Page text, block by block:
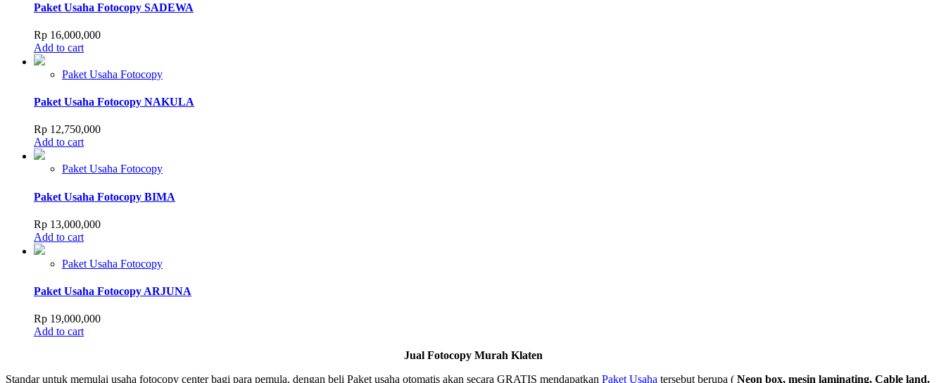
Paket Usaha Fotocopy SADEWA
Rp 16,000,000
Add to cart
Paket Usaha Fotocopy
Paket Usaha Fotocopy NAKULA
Rp 12,750,000
Add to cart
Paket Usaha Fotocopy
Paket Usaha Fotocopy BIMA
Rp 13,000,000
Add to cart
Paket Usaha Fotocopy
Paket Usaha Fotocopy ARJUNA
Rp 19,000,000
Add to cart
Jual Fotocopy Murah Klaten
Standar untuk memulai usaha fotocopy center bagi para pemula, dengan beli Paket usaha otomatis akan secara GRATIS mendapatkan Paket Usaha tersebut berupa ( Neon box, mesin laminating, Cable land,